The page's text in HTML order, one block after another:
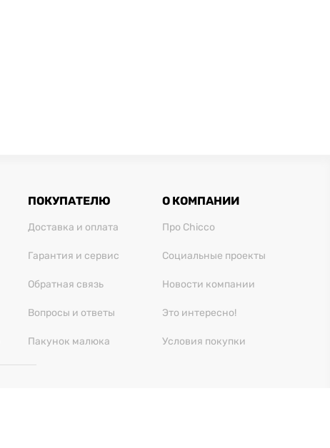
ПОКУПАТЕЛЮ
Доставка и оплата
Гарантия и сервис
Обратная связь
Вопросы и ответы
Пакунок малюка
О КОМПАНИИ
Про Chicco
Социальные проекты
Новости компании
Это интересно!
Условия покупки